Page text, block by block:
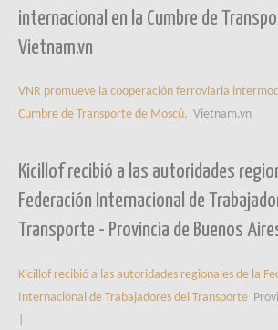
internacional en la Cumbre de
Vietnam.vn
VNR promueve la cooperación ferroviaria
Cumbre de Transporte de Moscú. Vietnam.vn
Kicillof recibió a las autoridades
Federación Internacional de
Transporte - Provincia de Buenos
Kicillof recibió a las autoridades regionales de la
Internacional de Trabajadores del Transporte